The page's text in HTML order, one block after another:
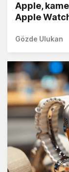
Apple,
Apple
Gözde Ulukan